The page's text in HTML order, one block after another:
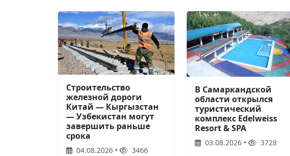
Строительство
железной дороги
Китай — Кыргызстан
— Узбекистан могут
завершить раньше
срока
04.08.2026 • 3466
В Самаркандской
области открылся
туристический
комплекс Edelweiss
Resort & SPA
03.08.2026 • 3728